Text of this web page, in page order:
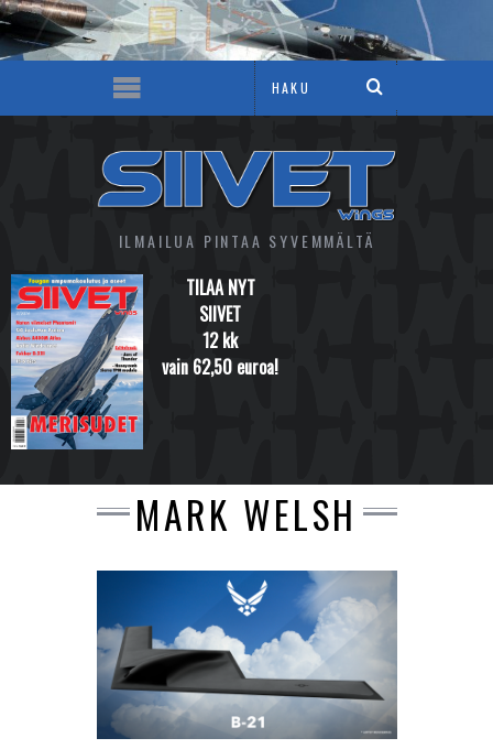
ILMAILUA PINTAA SYVEMMÄLTÄ
TILAA NYT
SIIVET
12 kk
vain 62,50 euroa!
MARK WELSH